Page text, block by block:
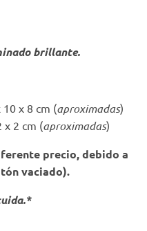
brillante.
10 x 8 cm (aproximadas)
x 2 cm (aproximadas)
precio, debido a
vaciado).